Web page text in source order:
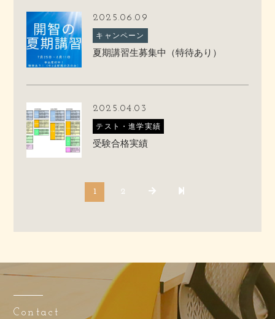
2025.06.09
キャンペーン
夏期講習生募集中（特待あり）
2025.04.03
テスト・進学実績
受験合格実績
1 2
Contact